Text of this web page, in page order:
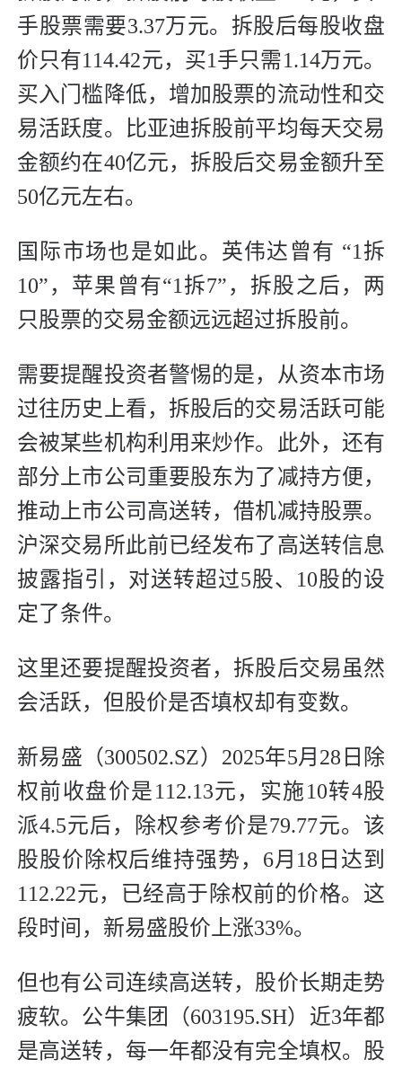
手股票需要3.37万元。拆股后每股收盘
价只有114.42元，买1手只需1.14万元。
买入门槛降低，增加股票的流动性和交
易活跃度。比亚迪拆股前平均每天交易
金额约在40亿元，拆股后交易金额升至
50亿元左右。
国际市场也是如此。英伟达曾有 “1拆
10”，苹果曾有“1拆7”，拆股之后，两
只股票的交易金额远远超过拆股前。
需要提醒投资者警惕的是，从资本市场
过往历史上看，拆股后的交易活跃可能
会被某些机构利用来炒作。此外，还有
部分上市公司重要股东为了减持方便，
推动上市公司高送转，借机减持股票。
沪深交易所此前已经发布了高送转信息
披露指引，对送转超过5股、10股的设
定了条件。
这里还要提醒投资者，拆股后交易虽然
会活跃，但股价是否填权却有变数。
新易盛（300502.SZ）2025年5月28日除
权前收盘价是112.13元，实施10转4股
派4.5元后，除权参考价是79.77元。该
股股价除权后维持强势，6月18日达到
112.22元，已经高于除权前的价格。这
段时间，新易盛股价上涨33%。
但也有公司连续高送转，股价长期走势
疲软。公牛集团（603195.SH）近3年都
是高送转，每一年都没有完全填权。股